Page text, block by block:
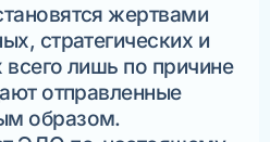
жертвами
стратегических и
всего лишь по причине
отправленные
образом.